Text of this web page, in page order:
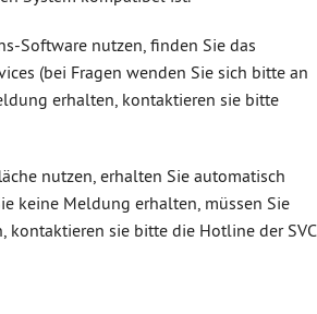
Software nutzen, finden Sie das
(bei Fragen wenden Sie sich bitte an
erhalten, kontaktieren sie bitte
nutzen, erhalten Sie automatisch
keine Meldung erhalten, müssen Sie
kontaktieren sie bitte die Hotline der SVC